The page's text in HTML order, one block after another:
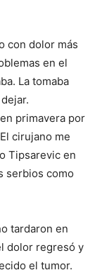
con dolor más
en el
La tomaba
primavera por
cirujano me
Tipsarevic en
serbios como
tardaron en
dolor regresó y
el tumor.